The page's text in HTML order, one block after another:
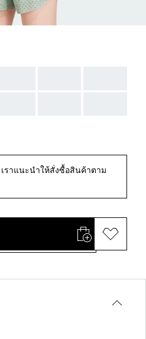
เราแนะนำให้สั่งซื้อสินค้าตาม